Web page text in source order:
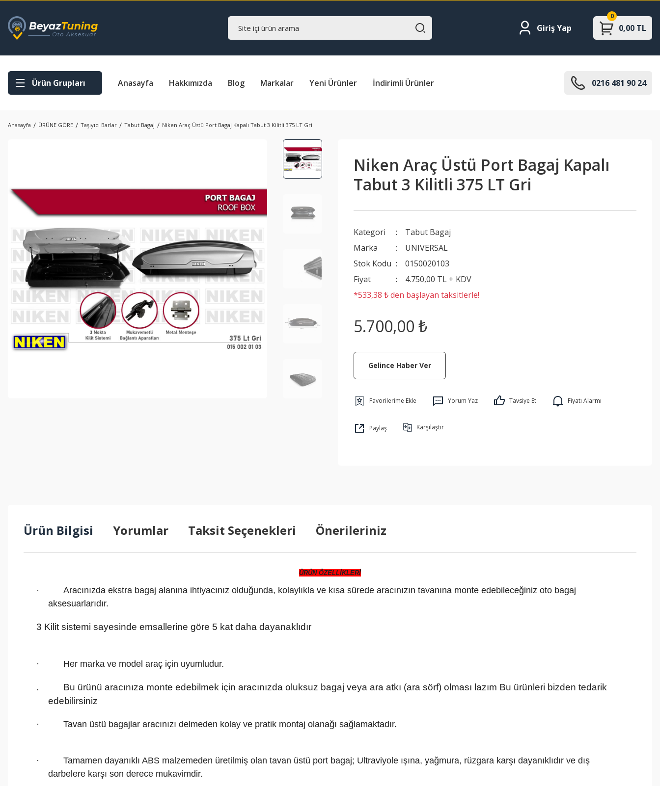
Giriş Yap 0,00 TL
0
Ürün Grupları Anasayfa Hakkımızda Blog Markalar Yeni Ürünler İndirimli Ürünler 0216 481 90 24
Anasayfa ÜRÜNE GÖRE Taşıyıcı Barlar Tabut Bagaj Niken Araç Üstü Port Bagaj Kapalı Tabut 3 Kilitli 375 LT Gri
Niken Araç Üstü Port Bagaj Kapalı
Tabut 3 Kilitli 375 LT Gri
Kategori
Tabut Bagaj
Marka
UNIVERSAL
Stok Kodu
0150020103
Fiyat
4.750,00 TL + KDV
*533,38 ₺ den başlayan taksitlerle!
5.700,00 ₺
Gelince Haber Ver
Yorum Yaz Tavsiye Et Fiyatı Alarmı
Paylaş Karşılaştır
Ürün Bilgisi Yorumlar Taksit Seçenekleri Önerileriniz
ÜRÜN ÖZELLİKLERİ
·
Aracınızda ekstra bagaj alanına ihtiyacınız olduğunda, kolaylıkla ve kısa sürede aracınızın tavanına monte edebileceğiniz oto bagaj
aksesuarlarıdır.
3 Kilit sistemi sayesinde emsallerine göre 5 kat daha dayanaklıdır
· Her marka ve model araç için uyumludur.
. Bu ürünü aracınıza monte edebilmek için aracınızda oluksuz bagaj veya ara atkı (ara sörf) olması lazım Bu ürünleri bizden tedarik
edebilirsiniz
· Tavan üstü bagajlar aracınızı delmeden kolay ve pratik montaj olanağı sağlamaktadır.
·
Tamamen dayanıklı ABS malzemeden üretilmiş olan tavan üstü port bagaj; Ultraviyole ışına, yağmura, rüzgara karşı dayanıklıdır ve dış
darbelere karşı son derece mukavimdir.